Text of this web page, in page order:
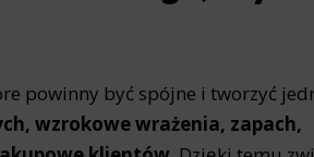
powinny być spójne i tworzyć
wzrokowe wrażenia, zapach,